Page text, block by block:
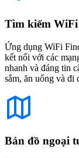
Tìm kiếm WiFi
Ứng dụng WiFi
kết nối với các
nhanh và đáng tin
sắm, ăn uống và đi
Bản đồ ngoại